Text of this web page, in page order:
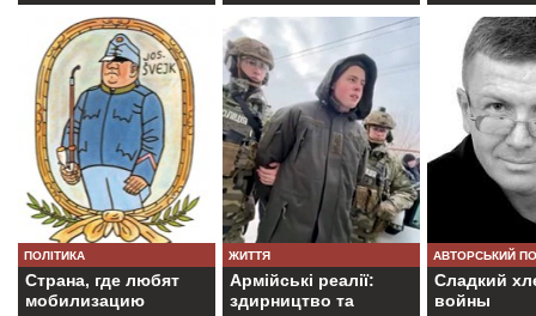
ПОЛІТИКА
Страна, где любят
мобилизацию
ЖИТТЯ
Армійські реалії:
здирництво та
АВТОРСЬКИЙ
Сладкий
войны